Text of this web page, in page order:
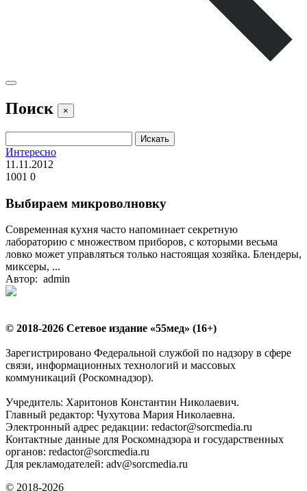
Поиск ×
Интересно
11.11.2012
1001 0
Выбираем микроволновку
Современная кухня часто напоминает секретную
лабораторию с множеством приборов, с которыми весьма
ловко может управляться только настоящая хозяйка. Блендеры,
миксеры, ...
Автор: admin
© 2018-2026 Сетевое издание «55мед» (16+)
Зарегистрировано Федеральной службой по надзору в сфере
связи, информационных технологий и массовых
коммуникаций (Роскомнадзор).
Учредитель: Харитонов Константин Николаевич.
Главный редактор: Чухутова Мария Николаевна.
Электронный адрес редакции: redactor@sorcmedia.ru
Контактные данные для Роскомнадзора и государственных
органов: redactor@sorcmedia.ru
Для рекламодателей: adv@sorcmedia.ru
© 2018-2026